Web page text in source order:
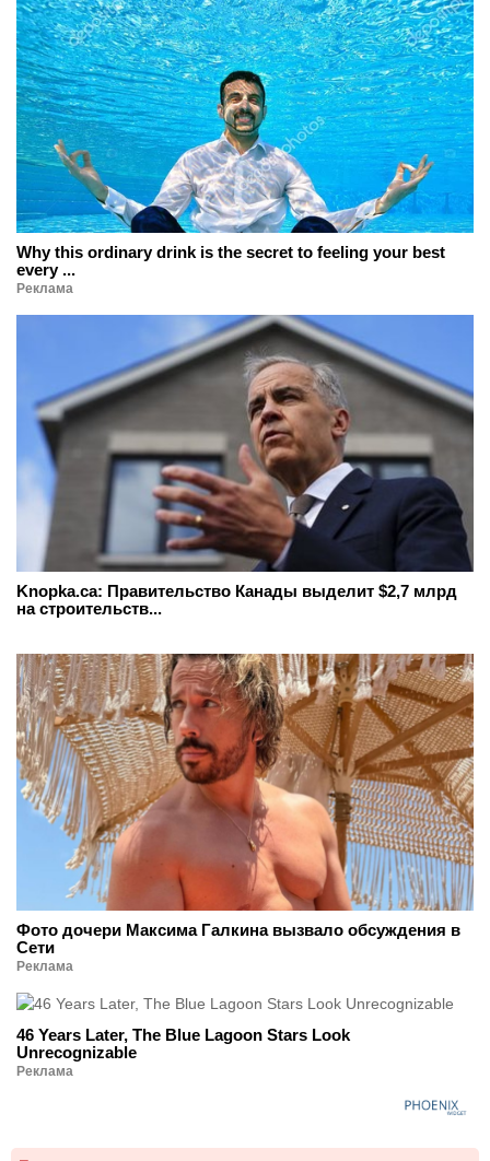
Why this ordinary drink is the secret to feeling your best
every ...
Реклама
Knopka.ca: Правительство Канады выделит $2,7 млрд
на строительств...
Фото дочери Максима Галкина вызвало обсуждения в
Сети
Реклама
46 Years Later, The Blue Lagoon Stars Look
Unrecognizable
Реклама